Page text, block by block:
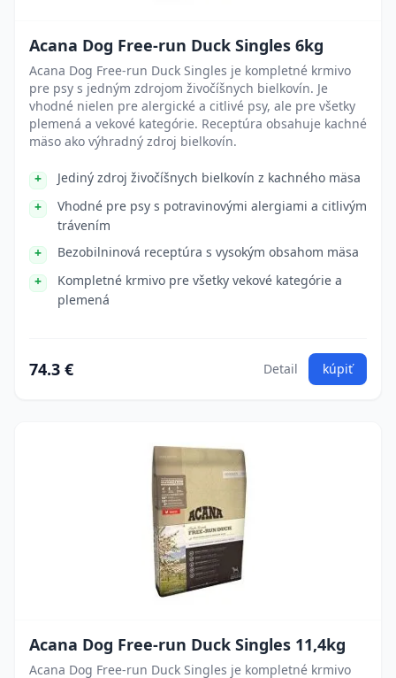
Acana Dog Free-run Duck Singles 6kg
Acana Dog Free-run Duck Singles je kompletné krmivo
pre psy s jedným zdrojom živočíšnych bielkovín. Je
vhodné nielen pre alergické a citlivé psy, ale pre všetky
plemená a vekové kategórie. Receptúra obsahuje kachné
mäso ako výhradný zdroj bielkovín.
Jediný zdroj živočíšnych bielkovín z kachného mäsa
Vhodné pre psy s potravinovými alergiami a citlivým
trávením
Bezobilninová receptúra s vysokým obsahom mäsa
Kompletné krmivo pre všetky vekové kategórie a
plemená
74.3 € Detail kúpiť
Acana Dog Free-run Duck Singles 11,4kg
Acana Dog Free-run Duck Singles je kompletné krmivo